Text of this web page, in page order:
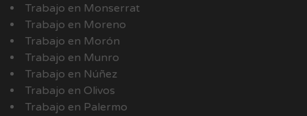
Trabajo en Monserrat
Trabajo en Moreno
Trabajo en Morón
Trabajo en Munro
Trabajo en Núñez
Trabajo en Olivos
Trabajo en Palermo